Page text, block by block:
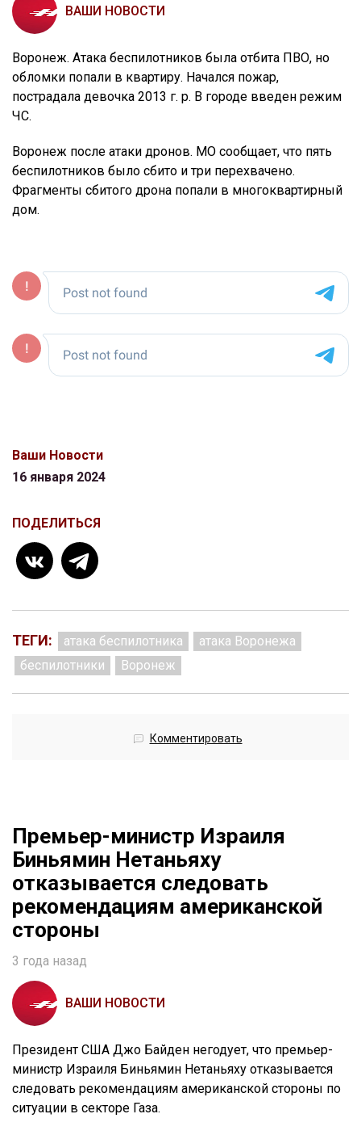
ВАШИ НОВОСТИ
Воронеж. Атака беспилотников была отбита ПВО, но
обломки попали в квартиру. Начался пожар,
пострадала девочка 2013 г. р. В городе введен режим
ЧС.
Воронеж после атаки дронов. МО сообщает, что пять
беспилотников было сбито и три перехвачено.
Фрагменты сбитого дрона попали в многоквартирный
дом.
Ваши Новости
16 января 2024
ПОДЕЛИТЬСЯ
ТЕГИ: атака беспилотника
атака Воронежа
беспилотники
Воронеж
Комментировать
Премьер-министр Израиля
Биньямин Нетаньяху
отказывается следовать
рекомендациям американской
стороны
3 года назад
ВАШИ НОВОСТИ
Президент США Джо Байден негодует, что премьер-
министр Израиля Биньямин Нетаньяху отказывается
следовать рекомендациям американской стороны по
ситуации в секторе Газа.